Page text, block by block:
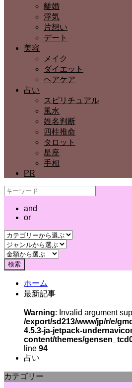
離婚
浮気
片想い
デート
美容
メイク
ダイエット
ヘアケア
占い
スピリチュアル
風水
姓名判断
四柱推命
タロット
星座
手相
PR
and
or
ホーム
最新記事
Warning: Invalid argument
/export/sd213/www/jp/r/e/
4.5.3-ja-jetpack-
content/themes/
line 94
占い
カテゴリー